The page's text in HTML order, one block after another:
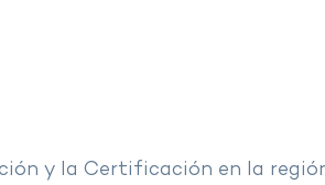
y la Certificación en la